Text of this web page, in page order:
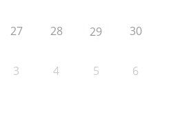
27 28 29 30
3 4 5 6